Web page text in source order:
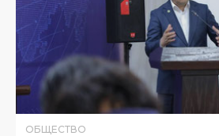
ОБЩЕСТВО